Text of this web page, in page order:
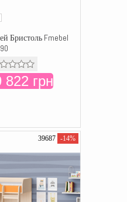
Бристоль Fmebel
грн
39687 -14%